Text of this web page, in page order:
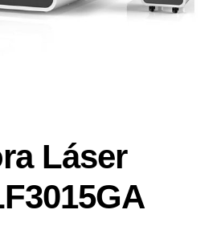
Láser